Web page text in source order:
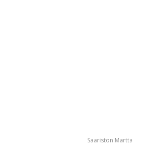
Saariston Martta